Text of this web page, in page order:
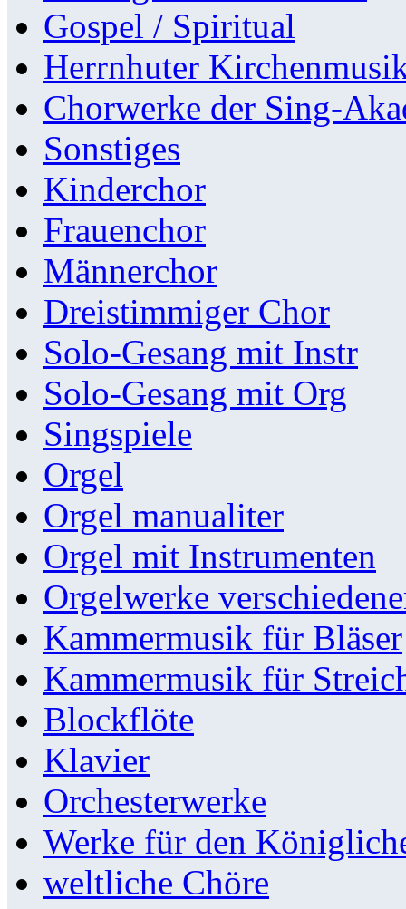
Gospel / Spiritual
Herrnhuter
Chorwerke der Sing-
Sonstiges
Kinderchor
Frauenchor
Männerchor
Dreistimmiger Chor
Solo-Gesang mit Instr
Solo-Gesang mit Org
Singspiele
Orgel
Orgel manualiter
Orgel mit Instrumenten
Orgelwerke
Kammermusik für Bläser
Kammermusik für
Blockflöte
Klavier
Orchesterwerke
Werke für den
weltliche Chöre